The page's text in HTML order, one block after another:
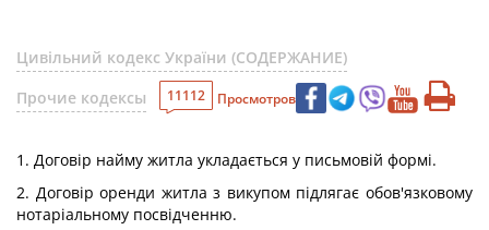
Цивільний кодекс України (СОДЕРЖАНИЕ)
Прочие кодексы
11112 Просмотров
1. Договір найму житла укладається у письмовій формі.
2. Договір оренди житла з викупом підлягає обов'язковому
нотаріальному посвідченню.